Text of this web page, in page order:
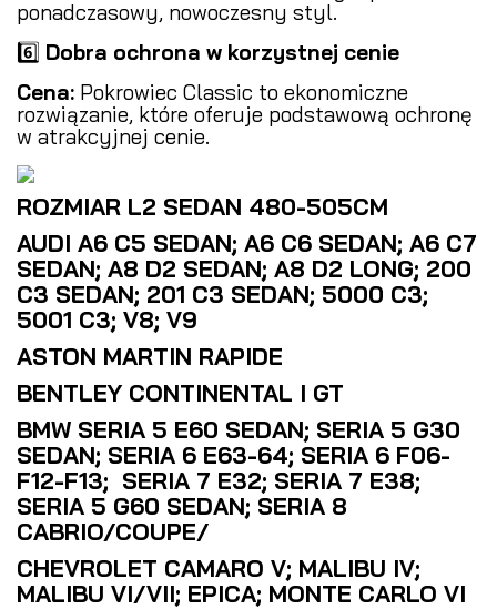
ponadczasowy, nowoczesny styl.
6️⃣ Dobra ochrona w korzystnej cenie
Cena: Pokrowiec Classic to ekonomiczne
rozwiązanie, które oferuje podstawową ochronę
w atrakcyjnej cenie.
ROZMIAR L2 SEDAN 480-505CM
AUDI A6 C5 SEDAN; A6 C6 SEDAN; A6 C7
SEDAN; A8 D2 SEDAN; A8 D2 LONG; 200
C3 SEDAN; 201 C3 SEDAN; 5000 C3;
5001 C3; V8; V9
ASTON MARTIN RAPIDE
BENTLEY CONTINENTAL I GT
BMW SERIA 5 E60 SEDAN; SERIA 5 G30
SEDAN; SERIA 6 E63-64; SERIA 6 F06-
F12-F13; SERIA 7 E32; SERIA 7 E38;
SERIA 5 G60 SEDAN; SERIA 8
CABRIO/COUPE/
CHEVROLET CAMARO V; MALIBU IV;
MALIBU VI/VII; EPICA; MONTE CARLO VI